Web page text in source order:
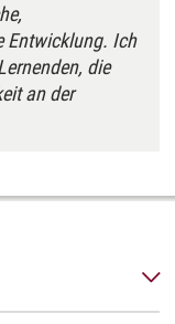
Entwicklung. Ich
die
an der